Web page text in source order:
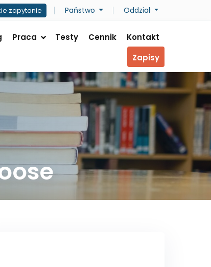
zapytanie Państwo Oddział
Praca Testy Cennik
Kontakt
Zapisy